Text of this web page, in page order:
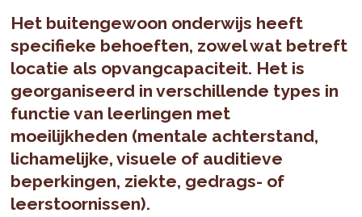
Het buitengewoon onderwijs heeft
specifieke behoeften, zowel wat betreft
locatie als opvangcapaciteit. Het is
georganiseerd in verschillende types in
functie van leerlingen met
moeilijkheden (mentale achterstand,
lichamelijke, visuele of auditieve
beperkingen, ziekte, gedrags- of
leerstoornissen).